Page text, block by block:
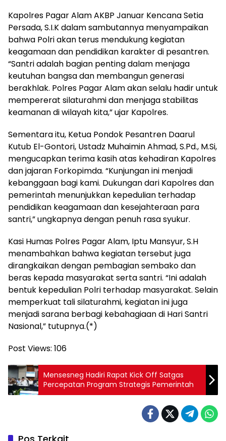
Kapolres Pagar Alam AKBP Januar Kencana Setia
Persada, S.I.K dalam sambutannya menyampaikan
bahwa Polri akan terus mendukung kegiatan
keagamaan dan pendidikan karakter di pesantren.
“Santri adalah bagian penting dalam menjaga
keutuhan bangsa dan membangun generasi
berakhlak. Polres Pagar Alam akan selalu hadir untuk
mempererat silaturahmi dan menjaga stabilitas
keamanan di wilayah kita,” ujar Kapolres.
Sementara itu, Ketua Pondok Pesantren Daarul
Kutub El-Gontori, Ustadz Muhaimin Ahmad, S.Pd., M.Si,
mengucapkan terima kasih atas kehadiran Kapolres
dan jajaran Forkopimda. “Kunjungan ini menjadi
kebanggaan bagi kami. Dukungan dari Kapolres dan
pemerintah menunjukkan kepedulian terhadap
pendidikan keagamaan dan kesejahteraan para
santri,” ungkapnya dengan penuh rasa syukur.
Kasi Humas Polres Pagar Alam, Iptu Mansyur, S.H
menambahkan bahwa kegiatan tersebut juga
dirangkaikan dengan pembagian sembako dan
beras kepada masyarakat serta santri. “Ini adalah
bentuk kepedulian Polri terhadap masyarakat. Selain
memperkuat tali silaturahmi, kegiatan ini juga
menjadi sarana berbagi kebahagiaan di Hari Santri
Nasional,” tutupnya.(*)
Post Views: 106
Mensesneg Hadiri Rapat Kick Off Satgas
Percepatan Program Strategis Pemerintah